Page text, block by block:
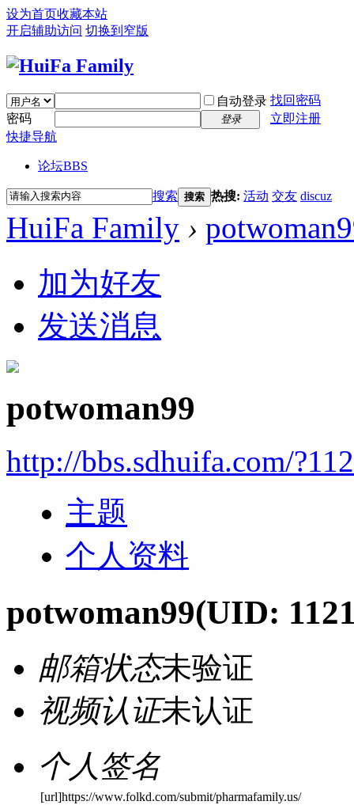
设为首页收藏本站
开启辅助访问 切换到窄版
自动登录 找回密码
密码
登录
立即注册
快捷导航
论坛BBS
搜索 搜索 热搜: 活动 交友 discuz
HuiFa Family ›
加为好友
发送消息
potwoman99
http://bbs.sdhuifa.com/
主题
个人资料
potwoman99(UID:
邮箱状态未验证
视频认证未认证
个人签名
[url]https://www.folkd.com/submit/pharmafamily.us/